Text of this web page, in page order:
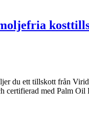
du ett tillskott från
certifierad med Palm